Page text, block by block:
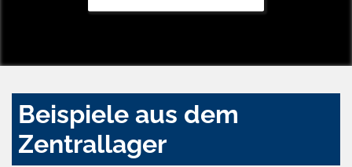
Beispiele aus dem
Zentrallager